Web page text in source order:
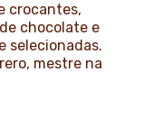
crocantes,
chocolate e
selecionadas.
mestre na